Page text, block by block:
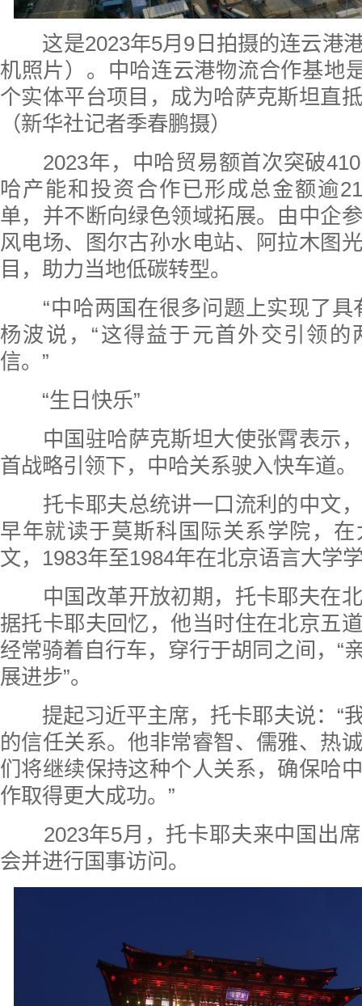
这是2023年5月9日拍摄的连云港
机照片）。中哈连云港物流合作基地
个实体平台项目，成为哈萨克斯坦直
（新华社记者季春鹏摄）
2023年，中哈贸易额首次突破
哈产能和投资合作已形成总金额逾
单，并不断向绿色领域拓展。由中企
风电场、图尔古孙水电站、阿拉木图
目，助力当地低碳转型。
“中哈两国在很多问题上实现了具
杨波说，“这得益于元首外交引领的
信。”
“生日快乐”
中国驻哈萨克斯坦大使张霄表示
首战略引领下，中哈关系驶入快车道。
托卡耶夫总统讲一口流利的中文
早年就读于莫斯科国际关系学院，
文，1983年至1984年在北京语言大学
中国改革开放初期，托卡耶夫在
据托卡耶夫回忆，他当时住在北京五
经常骑着自行车，穿行于胡同之间，“
展进步”。
提起习近平主席，托卡耶夫说：“
的信任关系。他非常睿智、儒雅、热
们将继续保持这种个人关系，确保哈
作取得更大成功。”
2023年5月，托卡耶夫来中国出
会并进行国事访问。